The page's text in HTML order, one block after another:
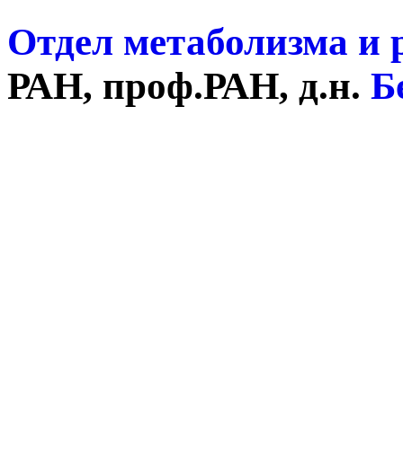
Отдел метаболизма и
РАН, проф.РАН, д.н.